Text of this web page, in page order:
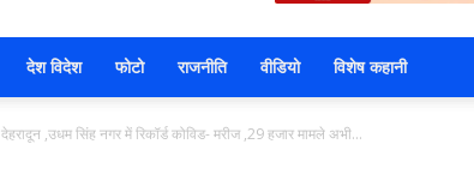
देश विदेश फोटो राजनीति वीडियो विशेष कहानी
देहरादून ,उधम सिंह नगर में रिकॉर्ड कोविड- मरीज ,29 हजार मामले अभी...